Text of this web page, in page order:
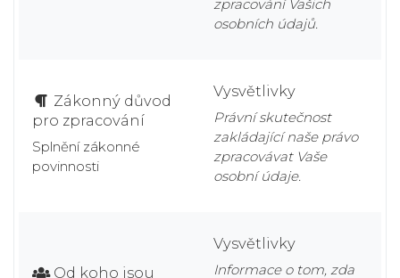
zpracování Vašich
osobních údajů.
Zákonný důvod
pro zpracování
Splnění zákonné
povinnosti
Vysvětlivky
Právní skutečnost
zakládající naše právo
zpracovávat Vaše
osobní údaje.
Od koho jsou
Vysvětlivky
Informace o tom, zda